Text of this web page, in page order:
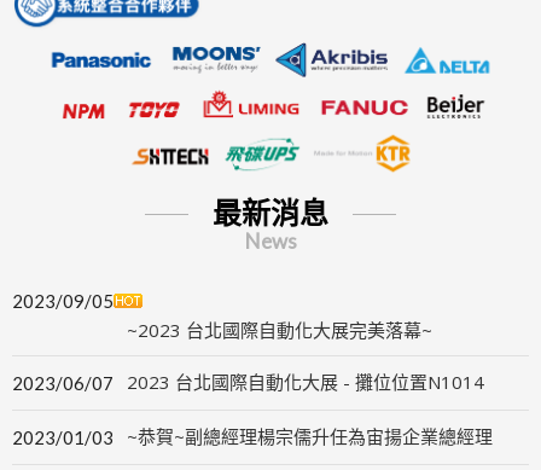
最新消息
News
2023/09/05
~2023 台北國際自動化大展完美落幕~
2023/06/07 2023 台北國際自動化大展 - 攤位位置N1014
2023/01/03 ~恭賀~副總經理楊宗儒升任為宙揚企業總經理